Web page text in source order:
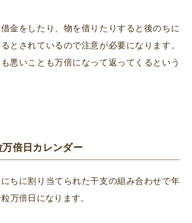
金をしたり、物を借りたりすると後のちに
とされているので注意が必要になります。
悪いことも万倍になって返ってくるという
倍日カレンダー
ちに割り当てられた干支の組み合わせで年
万倍日になります。